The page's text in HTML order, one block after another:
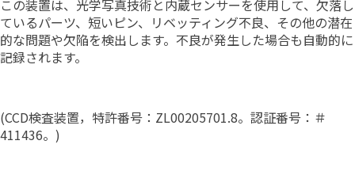
この装置は、光学写真技術と内蔵センサーを使用して、欠落し
ているパーツ、短いピン、リベッティング不良、その他の潜在
的な問題や欠陥を検出します。不良が発生した場合も自動的に
記録されます。
(CCD検査装置，特許番号：ZL00205701.8。認証番号：＃
411436。)